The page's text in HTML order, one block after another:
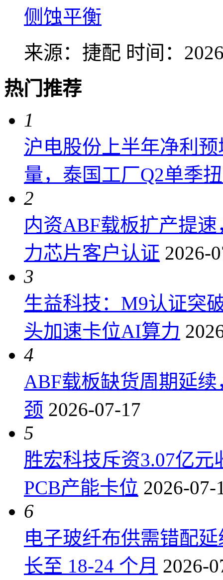
侧蚀平衡
来源：捷配 时间：
热门推荐
1
沪电股份上半年净利
量，泰国工厂Q2单季
2
内资ABF载板扩产提
力芯片客户认证 2026-
3
生益科技：M9认证突
头加速卡位AI算力
4
ABF载板缺货周期延
颈 2026-07-17
5
胜宏科技斥资3.07亿
PCB产能卡位 2026-07-
6
电子玻纤布供需错配
长至 18-24 个月 2026-